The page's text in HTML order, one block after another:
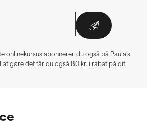
onlinekursus abonnerer du også på Paula's
at gøre det får du også 80 kr. i rabat på dit